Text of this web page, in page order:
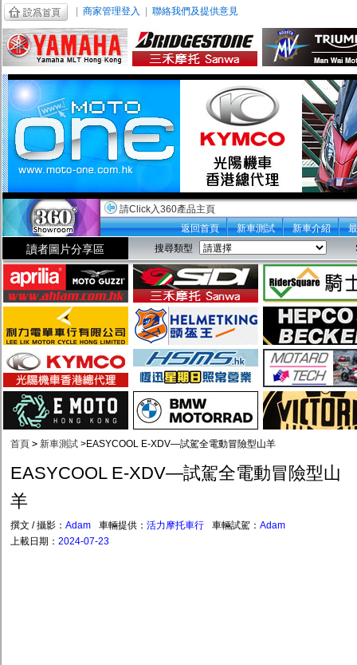
商家管理登入 聯絡我們及提供意見
請Click入360產品主頁
返回首頁
新車測試 新車介紹
讀者圖片分享區 搜尋類型
首頁 > 新車測試 >EASYCOOL E-XDV—試駕全電動冒險型山羊
EASYCOOL E-XDV—試駕全電動冒險型山
羊
撰文 / 攝影： Adam 車輛提供： 活力摩托車行 車輛試駕： Adam
上載日期： 2024-07-23